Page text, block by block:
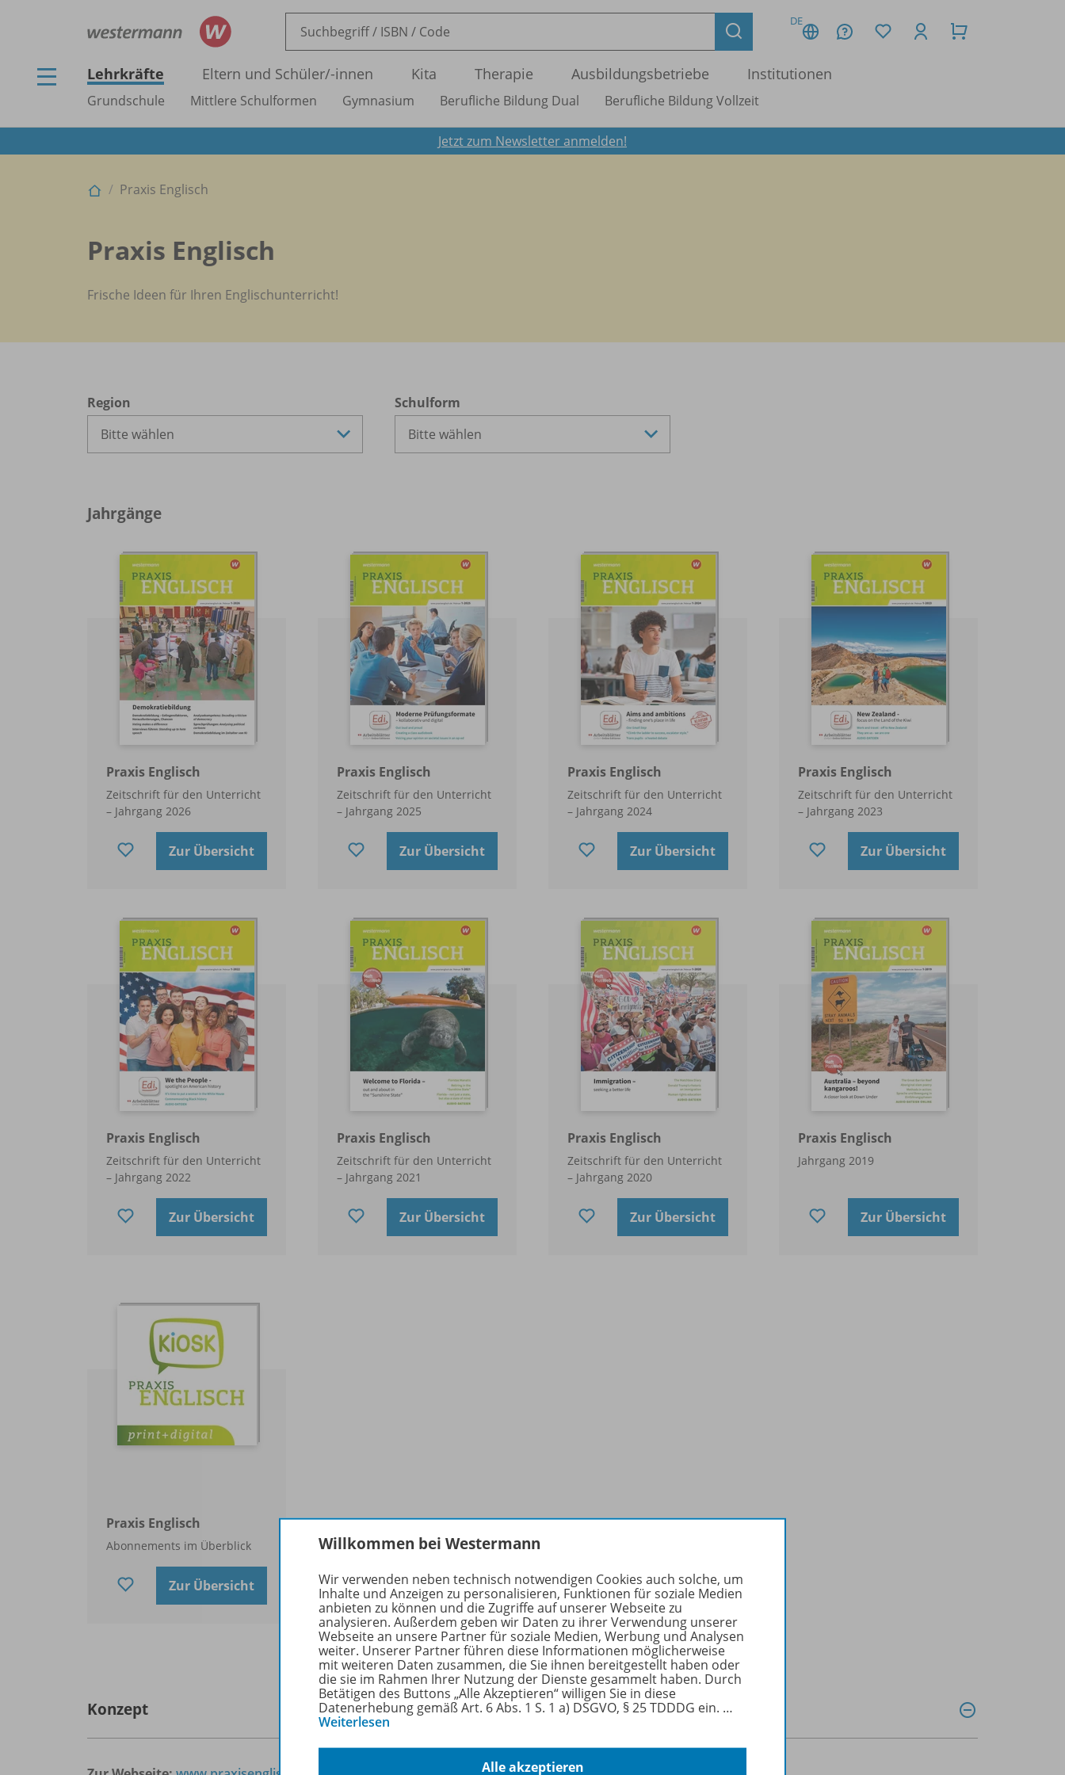
DE
Lehrkräfte Eltern und Schüler/-innen Kita Therapie Ausbildungsbetriebe Institutionen
Grundschule Mittlere Schulformen Gymnasium Berufliche Bildung Dual Berufliche Bildung Vollzeit
Jetzt zum Newsletter anmelden!
Praxis Englisch
Praxis Englisch
Frische Ideen für Ihren Englischunterricht!
Region Schulform
Jahrgänge
Praxis Englisch
Zeitschrift für den Unterricht
– Jahrgang 2026
Zur Übersicht
Praxis Englisch
Zeitschrift für den Unterricht
– Jahrgang 2025
Zur Übersicht
Praxis Englisch
Zeitschrift für den Unterricht
– Jahrgang 2024
Zur Übersicht
Praxis Englisch
Zeitschrift für den Unterricht
– Jahrgang 2023
Zur Übersicht
Praxis Englisch
Zeitschrift für den Unterricht
– Jahrgang 2022
Zur Übersicht
Praxis Englisch
Zeitschrift für den Unterricht
– Jahrgang 2021
Zur Übersicht
Praxis Englisch
Zeitschrift für den Unterricht
– Jahrgang 2020
Zur Übersicht
Praxis Englisch
Jahrgang 2019
Zur Übersicht
Praxis Englisch
Abonnements im Überblick
Zur Übersicht
Konzept
Willkommen bei Westermann
Wir verwenden neben technisch notwendigen Cookies auch solche, um
Inhalte und Anzeigen zu personalisieren, Funktionen für soziale Medien
anbieten zu können und die Zugriffe auf unserer Webseite zu
analysieren. Außerdem geben wir Daten zu ihrer Verwendung unserer
Webseite an unsere Partner für soziale Medien, Werbung und Analysen
weiter. Unserer Partner führen diese Informationen möglicherweise
mit weiteren Daten zusammen, die Sie ihnen bereitgestellt haben oder
die sie im Rahmen Ihrer Nutzung der Dienste gesammelt haben. Durch
Betätigen des Buttons „Alle Akzeptieren“ willigen Sie in diese
Datenerhebung gemäß Art. 6 Abs. 1 S. 1 a) DSGVO, § 25 TDDDG ein. …
Weiterlesen
Alle akzeptieren